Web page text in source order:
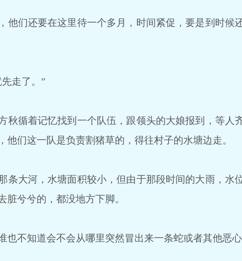
他们还要在这里待一个多月，时间紧促，要是到时候
走了。”
秋循着记忆找到一个队伍，跟领头的大娘报到，等人
他们这一队是负责割猪草的，得往村子的水塘边走。
条大河，水塘面积较小，但由于那段时间的大雨，水
脏兮兮的，都没地方下脚。
不知道会不会从哪里突然冒出来一条蛇或者其他恶心